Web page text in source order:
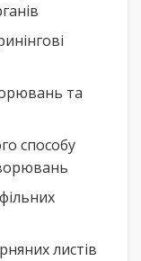
та
способу
листів